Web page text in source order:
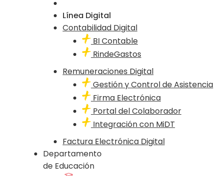
Línea Digital
Contabilidad Digital
BI Contable
RindeGastos
Remuneraciones Digital
Gestión y Control de Asistencia
Firma Electrónica
Portal del Colaborador
Integración con MiDT
Factura Electrónica Digital
Departamento
de Educación